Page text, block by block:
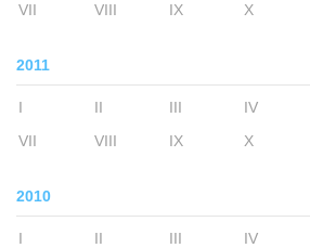
VII
VIII IX X
2011
I II III IV
VII
VIII IX X
2010
I II III IV